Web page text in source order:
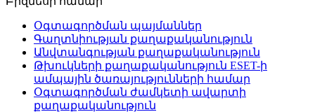
Օգտագործման պայմաններ
Գաղտնիության քաղաքականություն
Անվտանգության քաղաքականություն
Թխուկների քաղաքականություն ESET-ի
ամպային ծառայությունների համար
Օգտագործման ժամկետի ավարտի
քաղաքականություն